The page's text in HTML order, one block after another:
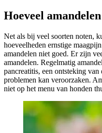
Hoeveel
Net als bij veel soorten noten,
hoeveelheden ernstige
amandelen niet goed. Er zijn
amandelen. Regelmatig
pancreatitis, een ontsteking
problemen kan veroorzaken.
niet op het menu van honden